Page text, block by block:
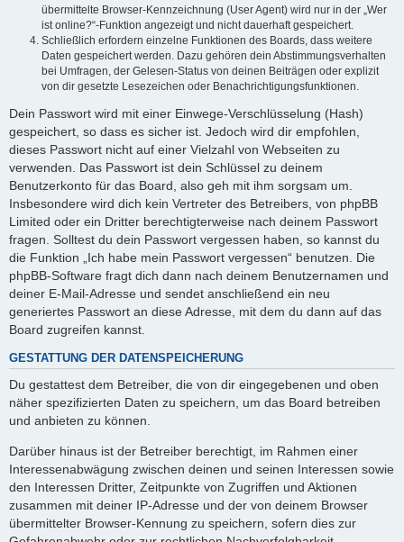
übermittelte Browser-Kennzeichnung (User Agent) wird nur in der „Wer
ist online?“-Funktion angezeigt und nicht dauerhaft gespeichert.
Schließlich erfordern einzelne Funktionen des Boards, dass weitere
Daten gespeichert werden. Dazu gehören dein Abstimmungsverhalten
bei Umfragen, der Gelesen-Status von deinen Beiträgen oder explizit
von dir gesetzte Lesezeichen oder Benachrichtigungsfunktionen.
Dein Passwort wird mit einer Einwege-Verschlüsselung (Hash)
gespeichert, so dass es sicher ist. Jedoch wird dir empfohlen,
dieses Passwort nicht auf einer Vielzahl von Webseiten zu
verwenden. Das Passwort ist dein Schlüssel zu deinem
Benutzerkonto für das Board, also geh mit ihm sorgsam um.
Insbesondere wird dich kein Vertreter des Betreibers, von phpBB
Limited oder ein Dritter berechtigterweise nach deinem Passwort
fragen. Solltest du dein Passwort vergessen haben, so kannst du
die Funktion „Ich habe mein Passwort vergessen“ benutzen. Die
phpBB-Software fragt dich dann nach deinem Benutzernamen und
deiner E-Mail-Adresse und sendet anschließend ein neu
generiertes Passwort an diese Adresse, mit dem du dann auf das
Board zugreifen kannst.
GESTATTUNG DER DATENSPEICHERUNG
Du gestattest dem Betreiber, die von dir eingegebenen und oben
näher spezifizierten Daten zu speichern, um das Board betreiben
und anbieten zu können.
Darüber hinaus ist der Betreiber berechtigt, im Rahmen einer
Interessenabwägung zwischen deinen und seinen Interessen sowie
den Interessen Dritter, Zeitpunkte von Zugriffen und Aktionen
zusammen mit deiner IP-Adresse und der von deinem Browser
übermittelter Browser-Kennung zu speichern, sofern dies zur